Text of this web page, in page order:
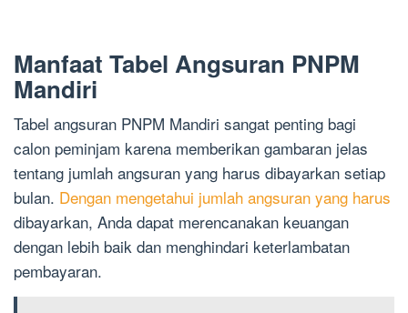
Manfaat Tabel Angsuran PNPM
Mandiri
Tabel angsuran PNPM Mandiri sangat penting bagi
calon peminjam karena memberikan gambaran jelas
tentang jumlah angsuran yang harus dibayarkan setiap
bulan. Dengan mengetahui jumlah angsuran yang harus
dibayarkan, Anda dapat merencanakan keuangan
dengan lebih baik dan menghindari keterlambatan
pembayaran.